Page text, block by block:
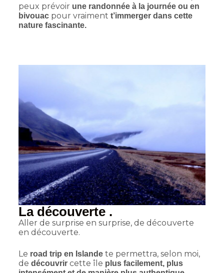
peux prévoir une randonnée à la journée ou en
bivouacpour vraiment t’immerger dans cette
nature fascinante.
La découverte .
Aller de surprise en surprise, de découverte
en découverte.
Le road trip en Islandete permettra, selon moi,
de découvrircette île plus facilement, plus